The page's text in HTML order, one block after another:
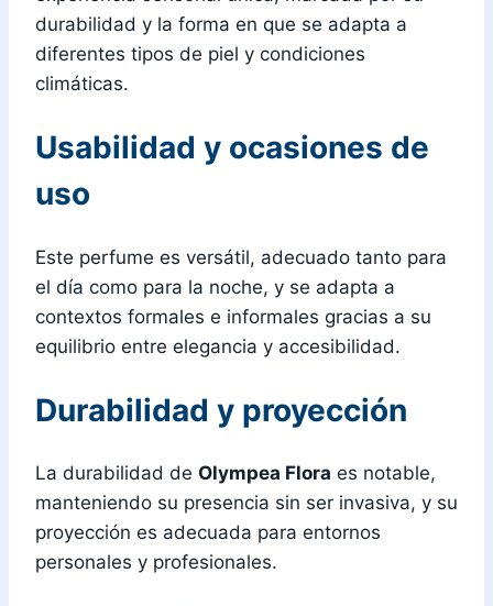
durabilidad y la forma en que se adapta a
diferentes tipos de piel y condiciones
climáticas.
Usabilidad y ocasiones de
uso
Este perfume es versátil, adecuado tanto para
el día como para la noche, y se adapta a
contextos formales e informales gracias a su
equilibrio entre elegancia y accesibilidad.
Durabilidad y proyección
La durabilidad de Olympea Flora es notable,
manteniendo su presencia sin ser invasiva, y su
proyección es adecuada para entornos
personales y profesionales.